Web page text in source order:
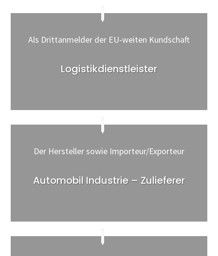
Als Drittanmelder der EU-weiten Kundschaft
Logistikdienstleister
Der Hersteller sowie Importeur/Exporteur
Automobil Industrie – Zulieferer